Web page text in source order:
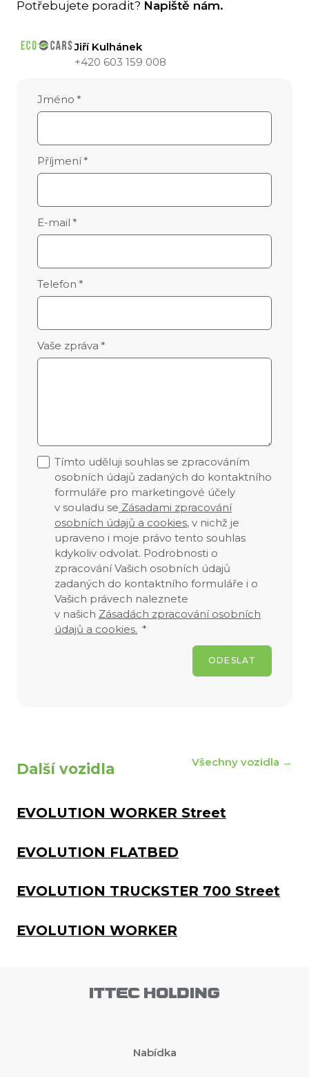
Eletrické sklápění
Max. hmot. přípoj. vozidla
Max. hmot. soupravy
Homologace
Pneumatiky
Potřebujete poradit? Napiště nám.
Jiří Kulhánek
+420 603 159 008
Jméno *
Příjmení *
E-mail *
Telefon *
Vaše zpráva *
Tímto uděluji souhlas se zpracováním
osobních údajů zadaných do kontaktního
formuláře pro marketingové účely
v souladu se Zásadami zpracování
osobních údajů a cookies, v nichž je
upraveno i moje právo tento souhlas
kdykoliv odvolat. Podrobnosti o
zpracování Vašich osobních údajů
zadaných do kontaktního formuláře i o
Vašich právech naleznete
v našich Zásadách zpracování osobních
údajů a cookies. *
ODESLAT
Další vozidla Všechny vozidla →
EVOLUTION WORKER Street
EVOLUTION FLATBED
EVOLUTION TRUCKSTER 700 Street
EVOLUTION WORKER
Nabídka